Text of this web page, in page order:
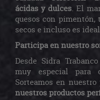
ácidas y dulces. El
quesos con pimentón,
secos e incluso es
Participa en nuestro
Desde Sidra
muy especial para
Sorteamos en
nuestros productos